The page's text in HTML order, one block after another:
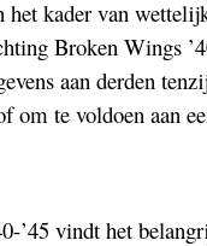
het kader van
Broken Wings
aan derden
om te voldoen aan
’45 vindt het